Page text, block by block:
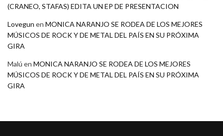
(CRANEO, STAFAS) EDITA UN EP DE PRESENTACION
Lovegun en MONICA NARANJO SE RODEA DE LOS MEJORES
MÚSICOS DE ROCK Y DE METAL DEL PAÍS EN SU PRÓXIMA
GIRA
Malú en MONICA NARANJO SE RODEA DE LOS MEJORES
MÚSICOS DE ROCK Y DE METAL DEL PAÍS EN SU PRÓXIMA
GIRA